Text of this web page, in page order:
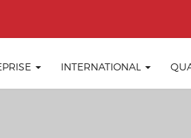
INTERNATIONAL